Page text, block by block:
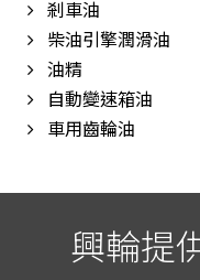
剎車油
柴油引擎潤滑油
油精
自動變速箱油
車用齒輪油
興輪提